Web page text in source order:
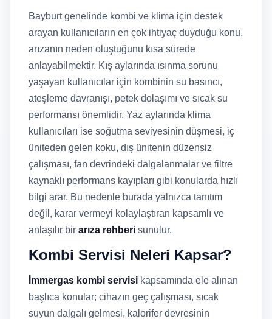
Bayburt genelinde kombi ve klima için destek
arayan kullanıcıların en çok ihtiyaç duyduğu konu,
arızanın neden oluştuğunu kısa sürede
anlayabilmektir. Kış aylarında ısınma sorunu
yaşayan kullanıcılar için kombinin su basıncı,
ateşleme davranışı, petek dolaşımı ve sıcak su
performansı önemlidir. Yaz aylarında klima
kullanıcıları ise soğutma seviyesinin düşmesi, iç
üniteden gelen koku, dış ünitenin düzensiz
çalışması, fan devrindeki dalgalanmalar ve filtre
kaynaklı performans kayıpları gibi konularda hızlı
bilgi arar. Bu nedenle burada yalnızca tanıtım
değil, karar vermeyi kolaylaştıran kapsamlı ve
anlaşılır bir arıza rehberi sunulur.
Kombi Servisi Neleri Kapsar?
İmmergas kombi servisi kapsamında ele alınan
başlıca konular; cihazın geç çalışması, sıcak
suyun dalgalı gelmesi, kalorifer devresinin